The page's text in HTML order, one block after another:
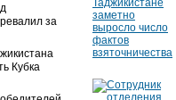
за
Кубка